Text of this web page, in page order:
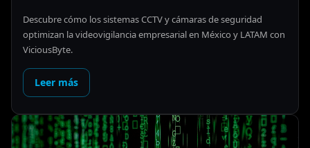
Descubre cómo los sistemas CCTV y cámaras de seguridad
optimizan la videovigilancia empresarial en México y LATAM con
ViciousByte.
Leer más